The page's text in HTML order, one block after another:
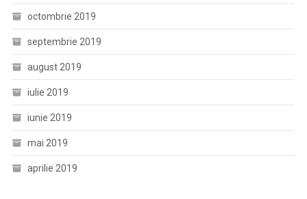
octombrie 2019
septembrie 2019
august 2019
iulie 2019
iunie 2019
mai 2019
aprilie 2019